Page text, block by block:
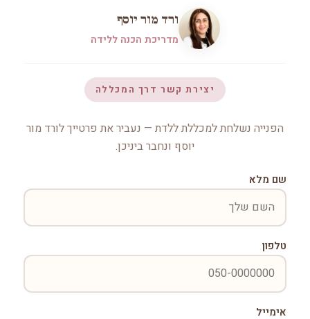
ורד מור יוסף
מדריכת הכנה ללידה
יצירת קשר דרך המכללה
הפנייה נשלחת למכללת ללדת — נעביר את פרטייך לורד מור
יוסף ונחבר ביניכן.
שם מלא
טלפון
אימייל